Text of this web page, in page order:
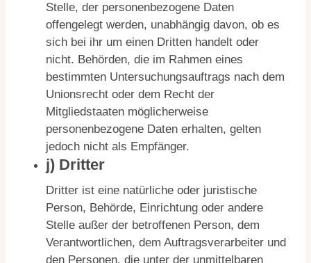
Stelle, der personenbezogene Daten
offengelegt werden, unabhängig davon, ob es
sich bei ihr um einen Dritten handelt oder
nicht. Behörden, die im Rahmen eines
bestimmten Untersuchungsauftrags nach dem
Unionsrecht oder dem Recht der
Mitgliedstaaten möglicherweise
personenbezogene Daten erhalten, gelten
jedoch nicht als Empfänger.
j) Dritter
Dritter ist eine natürliche oder juristische
Person, Behörde, Einrichtung oder andere
Stelle außer der betroffenen Person, dem
Verantwortlichen, dem Auftragsverarbeiter und
den Personen, die unter der unmittelbaren